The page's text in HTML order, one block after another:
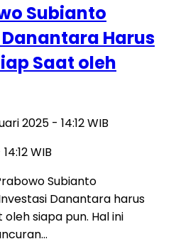
Subianto
Harus
Saat oleh
2025 - 14:12 WIB
WIB
Subianto
Danantara harus
siapa pun. Hal ini